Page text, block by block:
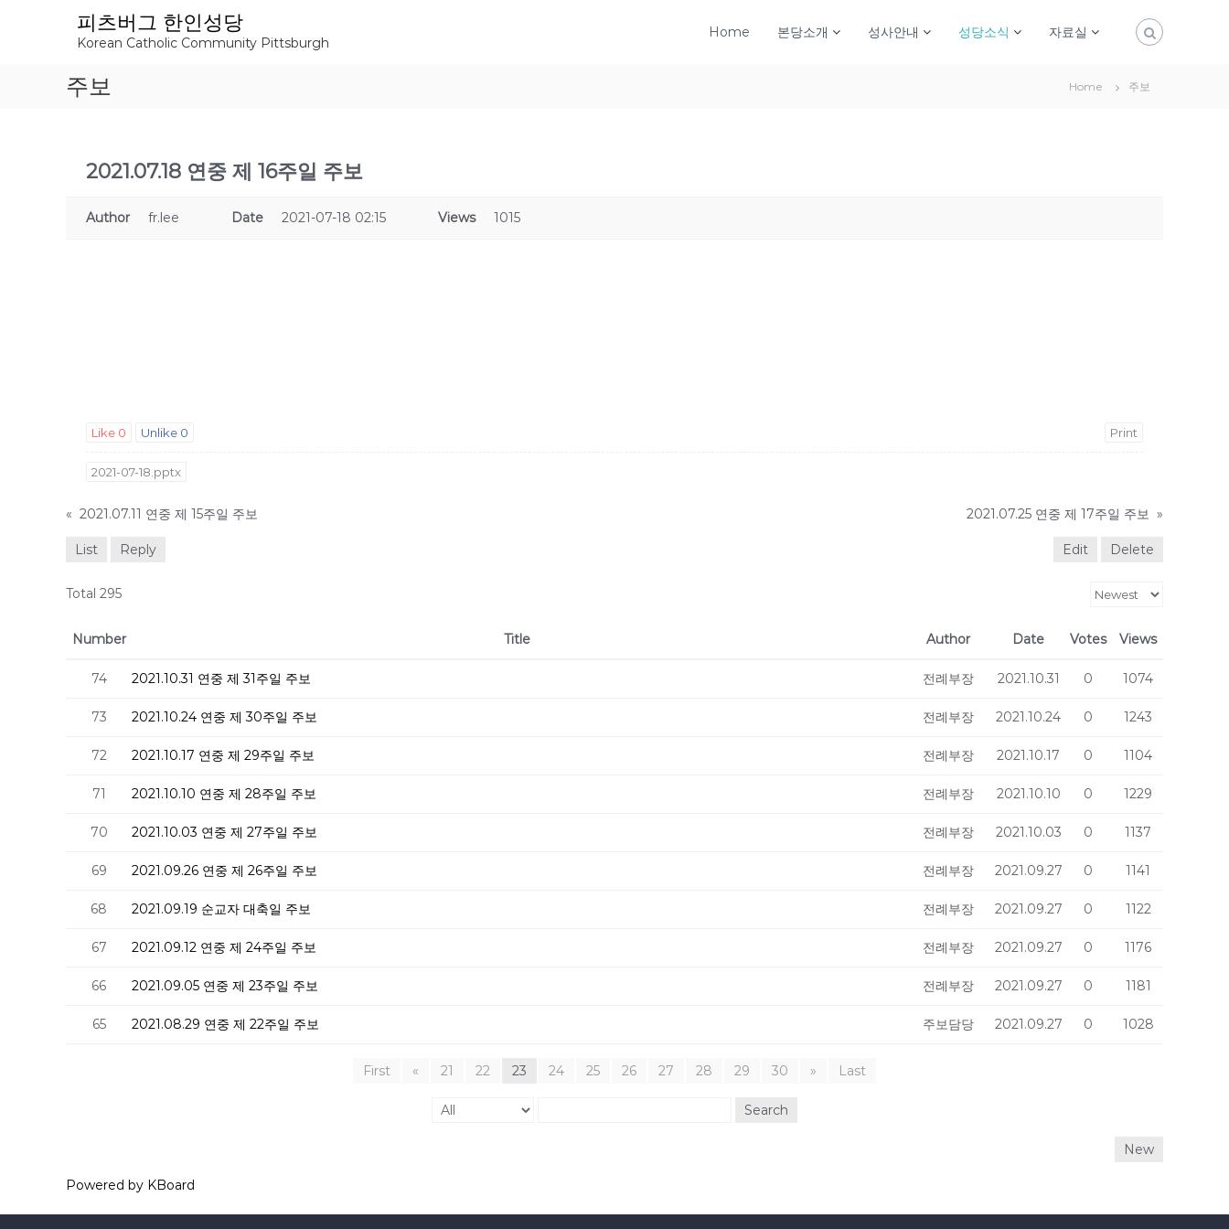
피츠버그 한인성당
Korean Catholic Community Pittsburgh
Home 본당소개 성사안내 성당소식 자료실
주보 Home 주보
2021.07.18 연중 제 16주일 주보
Author fr.lee Date 2021-07-18 02:15 Views 1015
Like 0 Unlike 0 Print
2021-07-18.pptx
« 2021.07.11 연중 제 15주일 주보 2021.07.25 연중 제 17주일 주보 »
List Reply Edit Delete
Total 295
Number Title Author Date Votes Views
74 2021.10.31 연중 제 31주일 주보 전례부장 2021.10.31 0 1074
73 2021.10.24 연중 제 30주일 주보 전례부장 2021.10.24 0 1243
72 2021.10.17 연중 제 29주일 주보 전례부장 2021.10.17 0 1104
71 2021.10.10 연중 제 28주일 주보 전례부장 2021.10.10 0 1229
70 2021.10.03 연중 제 27주일 주보 전례부장 2021.10.03 0 1137
69 2021.09.26 연중 제 26주일 주보 전례부장 2021.09.27 0 1141
68 2021.09.19 순교자 대축일 주보 전례부장 2021.09.27 0 1122
67 2021.09.12 연중 제 24주일 주보 전례부장 2021.09.27 0 1176
66 2021.09.05 연중 제 23주일 주보 전례부장 2021.09.27 0 1181
65 2021.08.29 연중 제 22주일 주보 주보담당 2021.09.27 0 1028
First « 21 22 23 24 25 26 27 28 29 30 » Last
Search
New
Powered by KBoard